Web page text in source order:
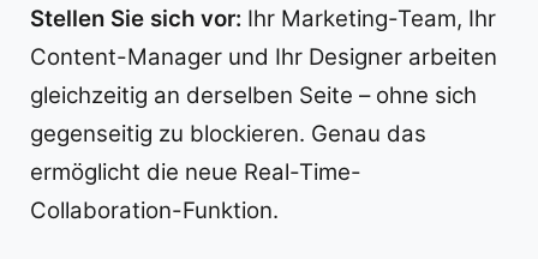
Stellen Sie sich vor: Ihr Marketing-Team, Ihr
Content-Manager und Ihr Designer arbeiten
gleichzeitig an derselben Seite – ohne sich
gegenseitig zu blockieren. Genau das
ermöglicht die neue Real-Time-
Collaboration-Funktion.